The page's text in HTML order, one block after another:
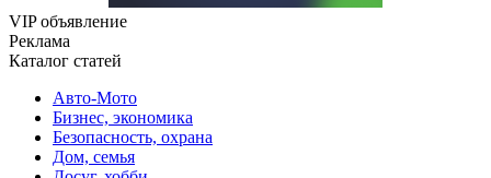
VIP объявление
Реклама
Каталог статей
Авто-Мото
Бизнес, экономика
Безопасность, охрана
Дом, семья